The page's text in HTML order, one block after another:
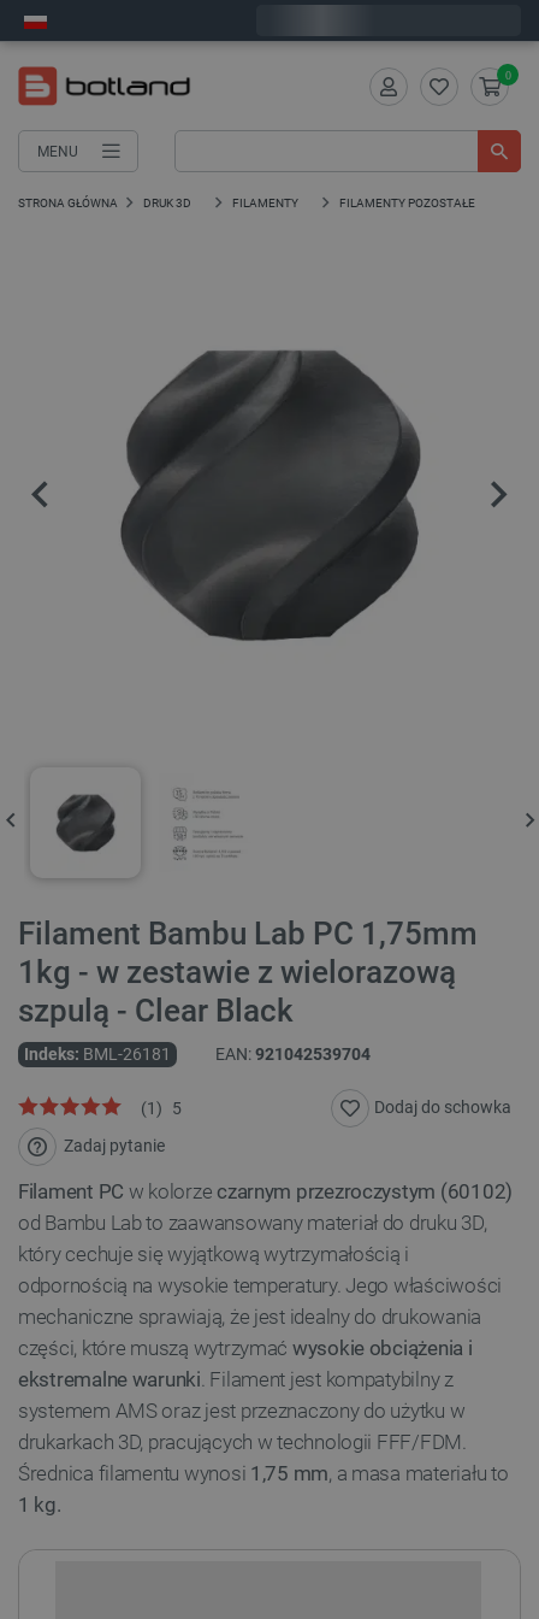
MENU
0
STRONA GŁÓWNA DRUK 3D FILAMENTY FILAMENTY POZOSTAŁE
Filament Bambu Lab PC 1,75mm
1kg - w zestawie z wielorazową
szpulą - Clear Black
Indeks: BML-26181 EAN:921042539704
5
(1)
Zadaj pytanie
Dodaj do schowka
Filament PC w kolorze czarnym przezroczystym (60102)
od Bambu Lab to zaawansowany materiał do druku 3D,
który cechuje się wyjątkową wytrzymałością i
odpornością na wysokie temperatury. Jego właściwości
mechaniczne sprawiają, że jest idealny do drukowania
części, które muszą wytrzymać wysokie obciążenia i
ekstremalne warunki. Filament jest kompatybilny z
systemem AMS oraz jest przeznaczony do użytku w
drukarkach 3D, pracujących w technologii FFF/FDM.
Średnica filamentu wynosi 1,75 mm, a masa materiału to
1 kg.